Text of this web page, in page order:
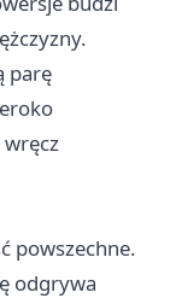
parę
powszechne.
odgrywa